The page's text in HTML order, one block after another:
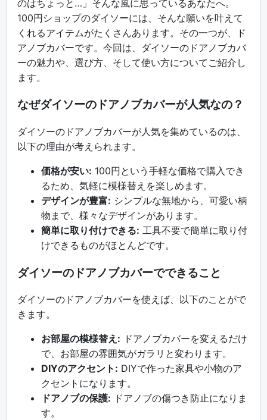
のはちょっと…」そんな風に思っているあなたへ。
100円ショップのダイソーには、そんな願いを叶えて
くれるアイテムがたくさんあります。その一つが、ド
アノブカバーです。今回は、ダイソーのドアノブカバ
ーの魅力や、選び方、そして使い方についてご紹介し
ます。
なぜダイソーのドアノブカバーが人気なの？
ダイソーのドアノブカバーが人気を集めているのは、
以下の理由が考えられます。
価格が安い: 100円という手軽な価格で購入でき
るため、気軽に模様替えを楽しめます。
デザインが豊富: シンプルな無地から、可愛い柄
物まで、様々なデザインがあります。
簡単に取り付けできる: 工具不要で簡単に取り付
けできるものがほとんどです。
ダイソーのドアノブカバーでできること
ダイソーのドアノブカバーを使えば、以下のことがで
きます。
お部屋の模様替え: ドアノブカバーを変えるだけ
で、お部屋の雰囲気がガラリと変わります。
DIYのアクセント: DIYで作った家具や小物のア
クセントになります。
ドアノブの保護: ドアノブの傷つき防止になりま
す。